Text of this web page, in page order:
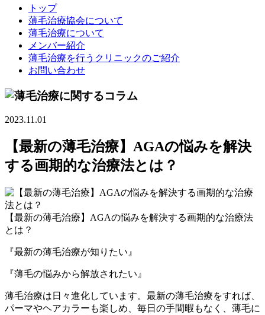
トップ
薄毛治療協会について
薄毛治療について
メンバー紹介
薄毛治療を行うクリニックのご紹介
お問い合わせ
2023.11.01
【最新の薄毛治療】AGAの悩みを解決
する画期的な治療法とは？
【最新の薄毛治療】AGAの悩みを解決する画期的な治療法
とは？
『最新の薄毛治療が知りたい』
『薄毛の悩みから解放されたい』
薄毛治療は日々進化しています。最新の薄毛治療をすれば、
パーマやヘアカラーも楽しめ、毎日の手間暇もなく、薄毛に